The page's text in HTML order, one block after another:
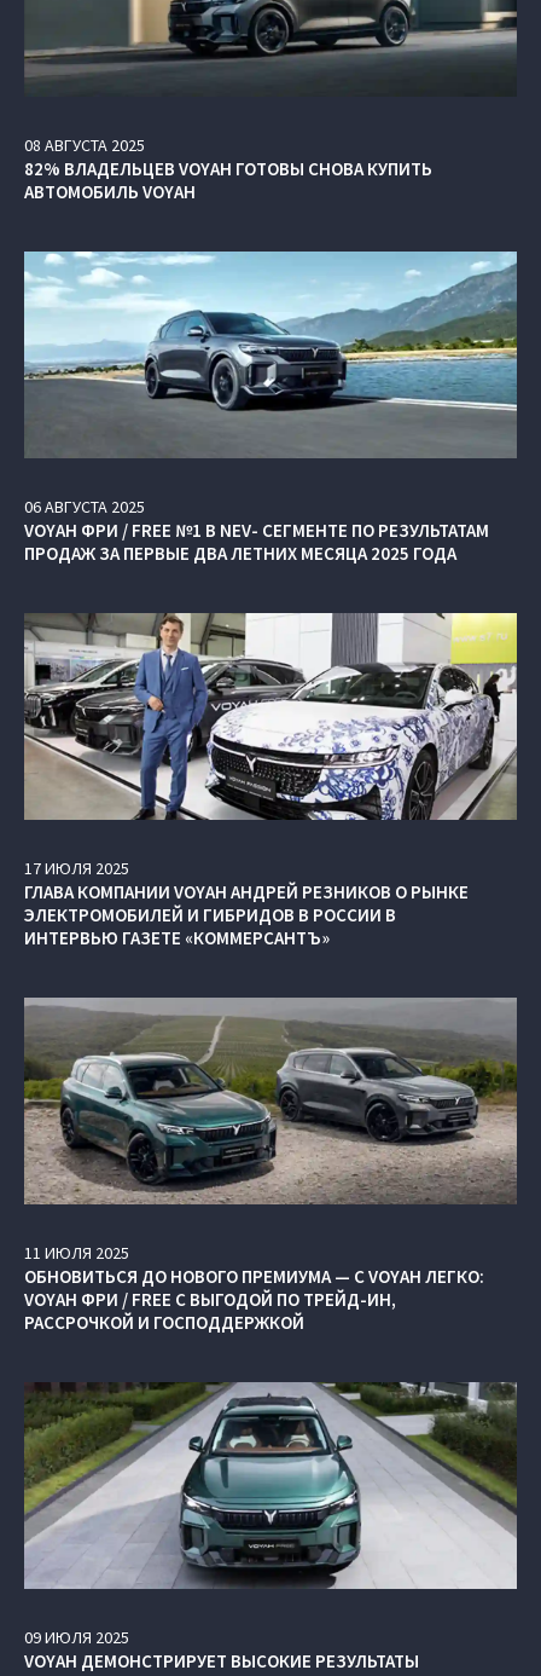
08 АВГУСТА 2025
82% ВЛАДЕЛЬЦЕВ VOYAH ГОТОВЫ СНОВА КУПИТЬ
АВТОМОБИЛЬ VOYAH
06АВГУСТА 2025
VOYAH ФРИ / FREE №1 В NEV- СЕГМЕНТЕ ПО РЕЗУЛЬТАТАМ
ПРОДАЖ ЗА ПЕРВЫЕ ДВА ЛЕТНИХ МЕСЯЦА 2025 ГОДА
17ИЮЛЯ 2025
ГЛАВА КОМПАНИИ VOYAH АНДРЕЙ РЕЗНИКОВ О РЫНКЕ
ЭЛЕКТРОМОБИЛЕЙ И ГИБРИДОВ В РОССИИ В
ИНТЕРВЬЮ ГАЗЕТЕ «КОММЕРСАНТЪ»
11 ИЮЛЯ 2025
ОБНОВИТЬСЯ ДО НОВОГО ПРЕМИУМА — С VOYAH ЛЕГКО:
VOYAH ФРИ / FREE С ВЫГОДОЙ ПО ТРЕЙД-ИН,
РАССРОЧКОЙ И ГОСПОДДЕРЖКОЙ
09ИЮЛЯ 2025
VOYAH ДЕМОНСТРИРУЕТ ВЫСОКИЕ РЕЗУЛЬТАТЫ